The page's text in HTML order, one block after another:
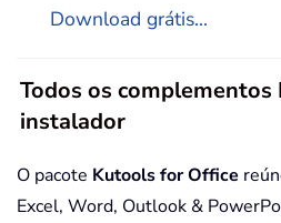
Download grátis...
Todos os complementos
instalador
O pacote Kutools for Office
Excel, Word, Outlook &